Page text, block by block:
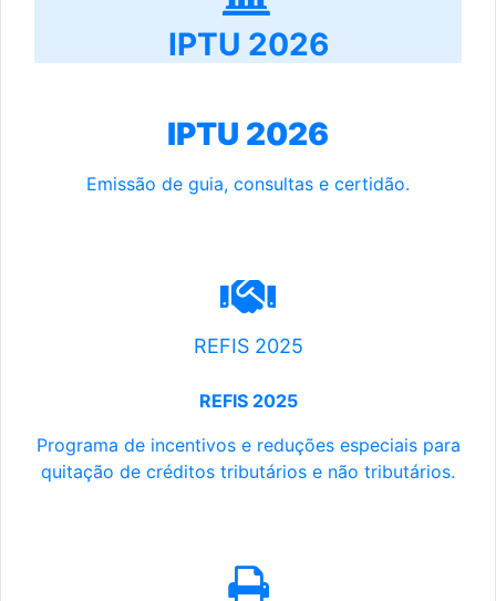
IPTU 2026
IPTU 2026
Emissão de guia, consultas e certidão.
REFIS 2025
REFIS 2025
Programa de incentivos e reduções especiais para
quitação de créditos tributários e não tributários.